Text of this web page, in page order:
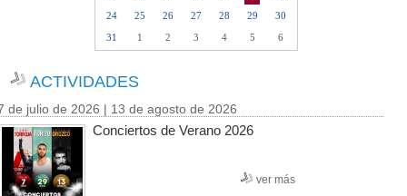
24
25 26 27 28 29
30
31
1 2 3 4 5 6
ACTIVIDADES
de julio de 2026 | 13 de agosto de 2026
Conciertos de Verano 2026
ver más